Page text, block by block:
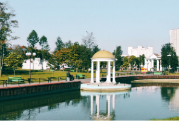
Перейти
к
содержанию